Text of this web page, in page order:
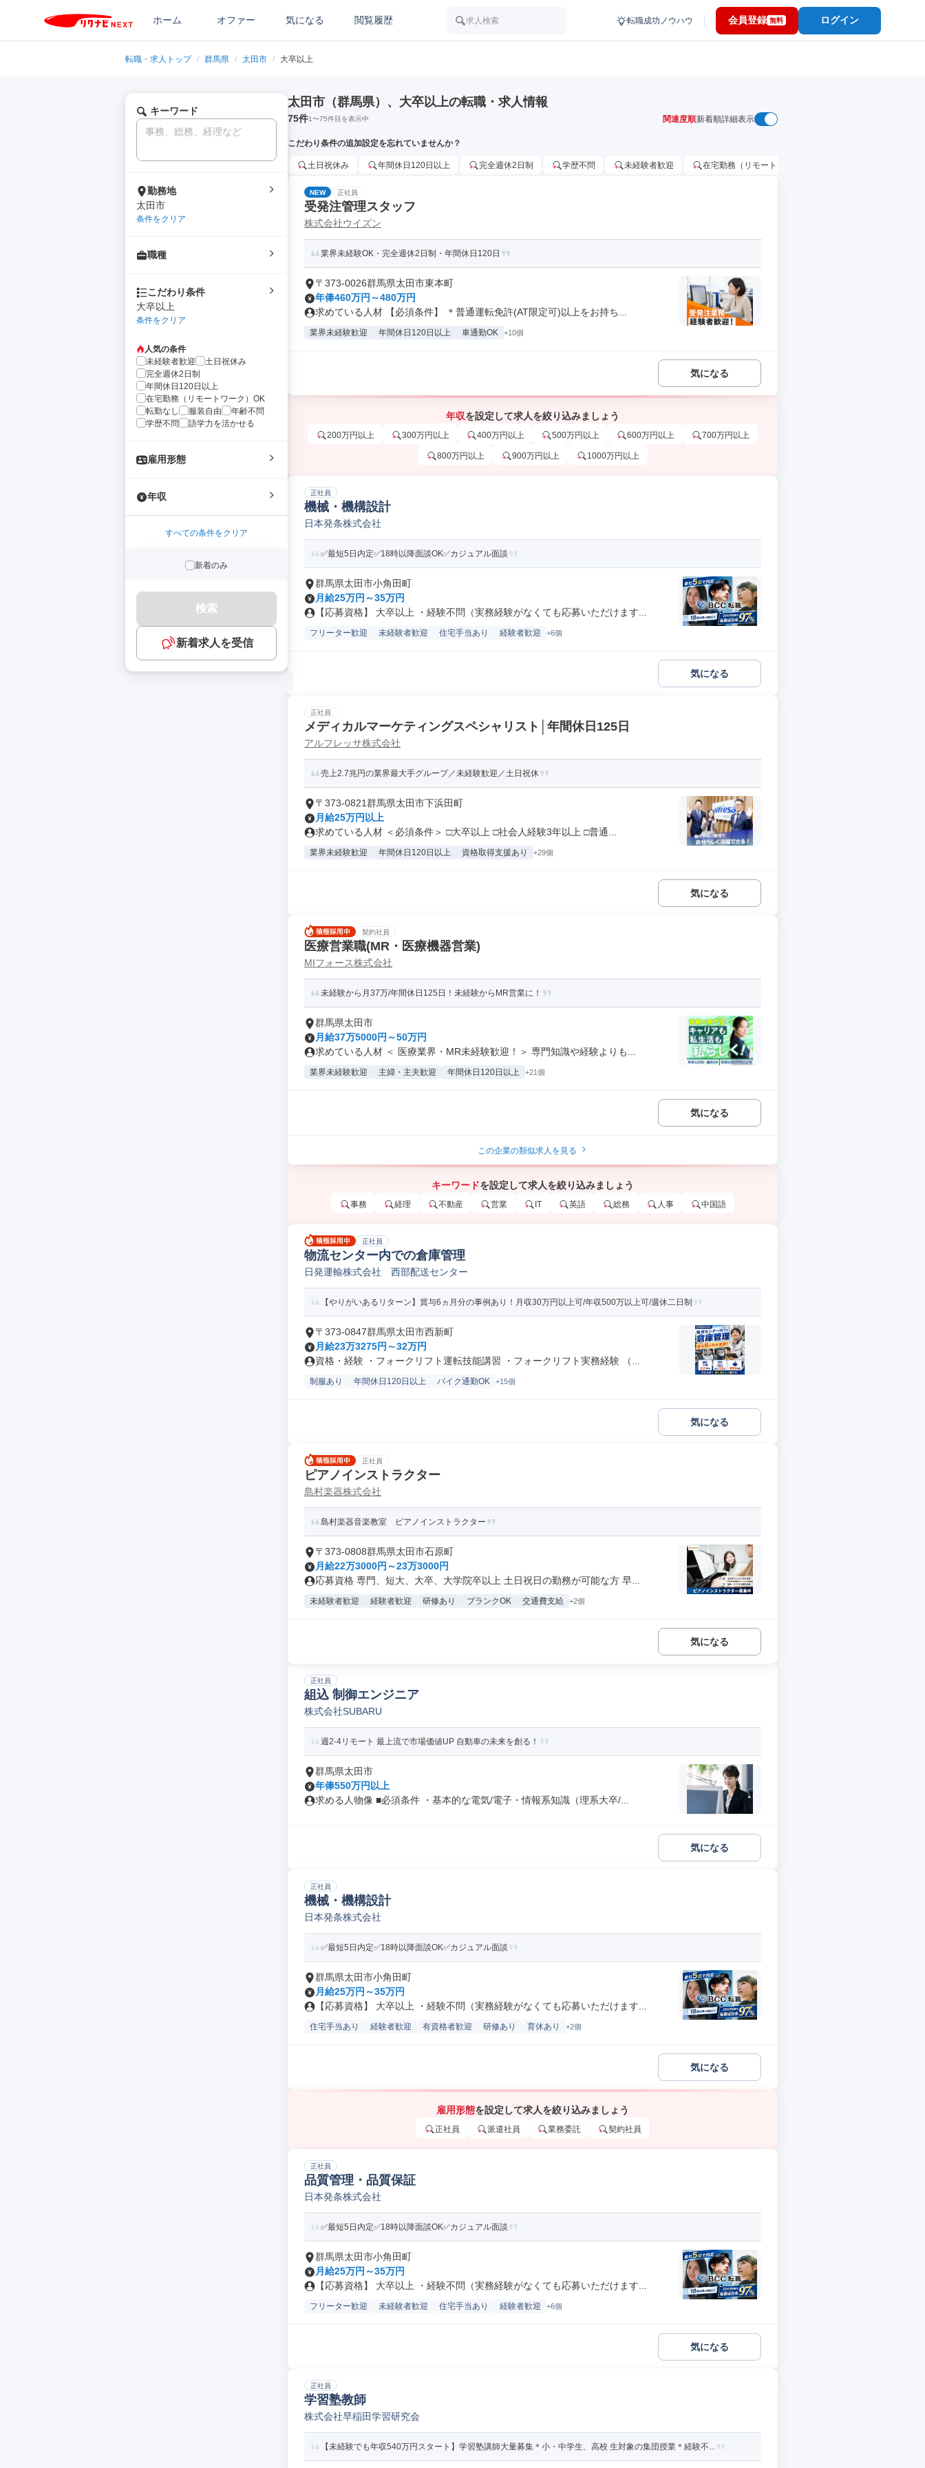
ホーム オファー 気になる 閲覧履歴 求人検索 転職成功ノウハウ 会員登録 無料 ログイン
転職・求人トップ / 群馬県 / 太田市 / 大卒以上
キーワード
勤務地
太田市
条件をクリア
職種
こだわり条件
大卒以上
条件をクリア
人気の条件
未経験者歓迎
土日祝休み
完全週休2日制
年間休日120日以上
在宅勤務（リモートワーク）OK
転勤なし
服装自由
年齢不問
学歴不問
語学力を活かせる
雇用形態
年収
すべての条件をクリア
新着のみ
検索
新着求人を受信
太田市（群馬県）、大卒以上の転職・求人情報
75件1〜75件目を表示中 関連度順新着順詳細表示
こだわり条件の追加設定を忘れていませんか？
土日祝休み 年間休日120日以上 完全週休2日制 学歴不問 未経験者歓迎 在宅勤務（リモートワーク）OK
NEW 正社員
受発注管理スタッフ
株式会社ウイズン
業界未経験OK・完全週休2日制・年間休日120日
〒373-0026群馬県太田市東本町
年俸460万円～480万円
求めている人材 【必須条件】 ＊普通運転免許(AT限定可)以上をお持ち...
業界未経験歓迎 年間休日120日以上 車通勤OK +10個
気になる
年収を設定して求人を絞り込みましょう
200万円以上 300万円以上 400万円以上 500万円以上 600万円以上 700万円以上
800万円以上 900万円以上 1000万円以上
正社員
機械・機構設計
日本発条株式会社
✅最短5日内定✅18時以降面談OK✅カジュアル面談
群馬県太田市小角田町
月給25万円～35万円
【応募資格】 大卒以上 ・経験不問（実務経験がなくても応募いただけます...
フリーター歓迎 未経験者歓迎 住宅手当あり 経験者歓迎 +6個
気になる
正社員
メディカルマーケティングスペシャリスト│年間休日125日
アルフレッサ株式会社
売上2.7兆円の業界最大手グループ／未経験歓迎／土日祝休
〒373-0821群馬県太田市下浜田町
月給25万円以上
求めている人材 ＜必須条件＞ □大卒以上 □社会人経験3年以上 □普通...
業界未経験歓迎 年間休日120日以上 資格取得支援あり +29個
気になる
契約社員
医療営業職(MR・医療機器営業)
MIフォース株式会社
未経験から月37万/年間休日125日！未経験からMR営業に！
群馬県太田市
月給37万5000円～50万円
求めている人材 ＜ 医療業界・MR未経験歓迎！＞ 専門知識や経験よりも...
業界未経験歓迎 主婦・主夫歓迎 年間休日120日以上 +21個
気になる
この企業の類似求人を見る
キーワードを設定して求人を絞り込みましょう
事務 経理 不動産 営業 IT 英語 総務 人事 中国語
正社員
物流センター内での倉庫管理
日発運輸株式会社 西部配送センター
【やりがいあるリターン】賞与6ヵ月分の事例あり！月収30万円以上可/年収500万以上可/週休二日制
〒373-0847群馬県太田市西新町
月給23万3275円～32万円
資格・経験 ・フォークリフト運転技能講習 ・フォークリフト実務経験 （...
制服あり 年間休日120日以上 バイク通勤OK +15個
気になる
正社員
ピアノインストラクター
島村楽器株式会社
島村楽器音楽教室 ピアノインストラクター
〒373-0808群馬県太田市石原町
月給22万3000円～23万3000円
応募資格 専門、短大、大卒、大学院卒以上 土日祝日の勤務が可能な方 早...
未経験者歓迎 経験者歓迎 研修あり ブランクOK 交通費支給 +2個
気になる
正社員
組込 制御エンジニア
株式会社SUBARU
週2-4リモート 最上流で市場価値UP 自動車の未来を創る！
群馬県太田市
年俸550万円以上
求める人物像 ■必須条件 ・基本的な電気/電子・情報系知識（理系大卒/...
気になる
正社員
機械・機構設計
日本発条株式会社
✅最短5日内定✅18時以降面談OK✅カジュアル面談
群馬県太田市小角田町
月給25万円～35万円
【応募資格】 大卒以上 ・経験不問（実務経験がなくても応募いただけます...
住宅手当あり 経験者歓迎 有資格者歓迎 研修あり 育休あり +2個
気になる
雇用形態を設定して求人を絞り込みましょう
正社員 派遣社員 業務委託 契約社員
正社員
品質管理・品質保証
日本発条株式会社
✅最短5日内定✅18時以降面談OK✅カジュアル面談
群馬県太田市小角田町
月給25万円～35万円
【応募資格】 大卒以上 ・経験不問（実務経験がなくても応募いただけます...
フリーター歓迎 未経験者歓迎 住宅手当あり 経験者歓迎 +6個
気になる
正社員
学習塾教師
株式会社早稲田学習研究会
【未経験でも年収540万円スタート】学習塾講師大量募集＊小・中学生、高校 生対象の集団授業＊経験不...